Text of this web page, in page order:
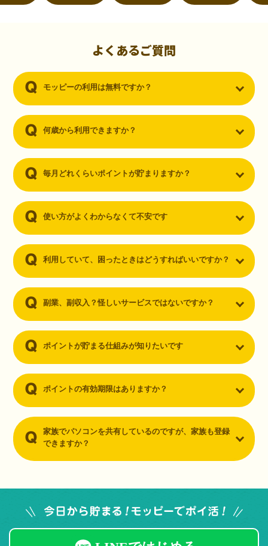
（30代・男性）
ーを知りました。クレジットカードを発行するだけでポイントが貯ま
るならと無料登録して、クレジットカードの発行やアプリダウンロー
よくあるご質問
モッピーの利用は無料ですか？
何歳から利用できますか？
毎月どれくらいポイントが貯まりますか？
使い方がよくわからなくて不安です
利用していて、困ったときはどうすればいいですか？
副業、副収入？怪しいサービスではないですか？
ポイントが貯まる仕組みが知りたいです
ポイントの有効期限はありますか？
家族でパソコンを共有しているのですが、家族も登録
できますか？